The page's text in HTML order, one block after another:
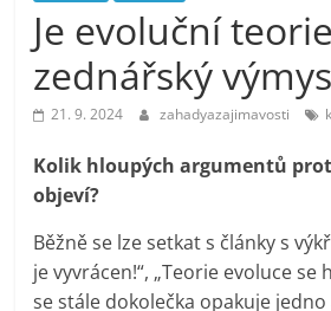
Je evoluční teorie
zednářský
21. 9. 2024 zahadyazajimavosti
Kolik hloupých argumentů
objeví?
Běžně se lze setkat s články s
je vyvrácen!“, „Teorie evoluce se
se stále dokolečka opakuje